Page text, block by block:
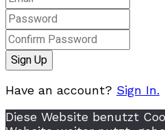
Have an account? Sign In.
Diese Website benutzt